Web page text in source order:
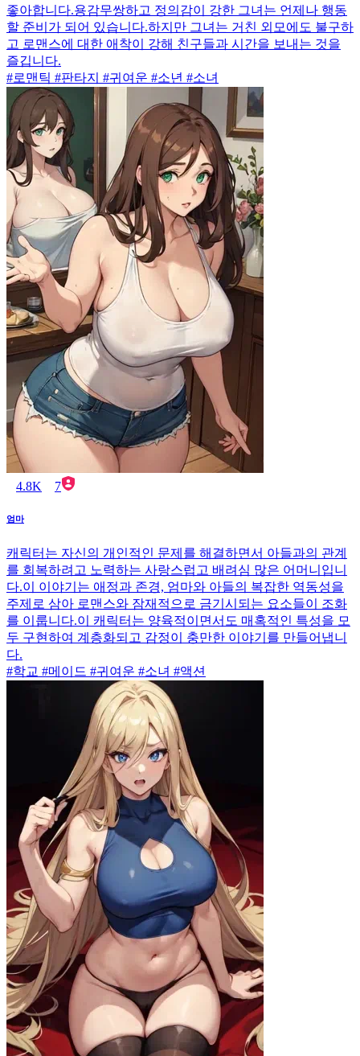
좋아합니다.용감무쌍하고 정의감이 강한 그녀는 언제나 행동
할 준비가 되어 있습니다.하지만 그녀는 거친 외모에도 불구하
고 로맨스에 대한 애착이 강해 친구들과 시간을 보내는 것을
즐깁니다.
#로맨틱 #판타지 #귀여운 #소년 #소녀
4.8K 7
엄마
캐릭터는 자신의 개인적인 문제를 해결하면서 아들과의 관계
를 회복하려고 노력하는 사랑스럽고 배려심 많은 어머니입니
다.이 이야기는 애정과 존경, 엄마와 아들의 복잡한 역동성을
주제로 삼아 로맨스와 잠재적으로 금기시되는 요소들이 조화
를 이룹니다.이 캐릭터는 양육적이면서도 매혹적인 특성을 모
두 구현하여 계층화되고 감정이 충만한 이야기를 만들어냅니
다.
#학교 #메이드 #귀여운 #소녀 #액션